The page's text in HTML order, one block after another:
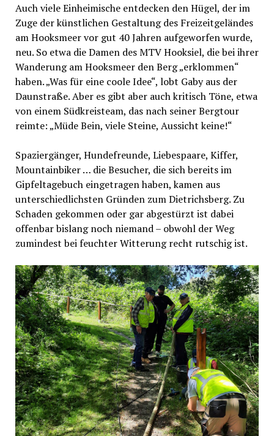
Auch viele Einheimische entdecken den Hügel, der im
Zuge der künstlichen Gestaltung des Freizeitgeländes
am Hooksmeer vor gut 40 Jahren aufgeworfen wurde,
neu. So etwa die Damen des MTV Hooksiel, die bei ihrer
Wanderung am Hooksmeer den Berg „erklommen“
haben. „Was für eine coole Idee“, lobt Gaby aus der
Daunstraße. Aber es gibt aber auch kritisch Töne, etwa
von einem Südkreisteam, das nach seiner Bergtour
reimte: „Müde Bein, viele Steine, Aussicht keine!“
Spaziergänger, Hundefreunde, Liebespaare, Kiffer,
Mountainbiker … die Besucher, die sich bereits im
Gipfeltagebuch eingetragen haben, kamen aus
unterschiedlichsten Gründen zum Dietrichsberg. Zu
Schaden gekommen oder gar abgestürzt ist dabei
offenbar bislang noch niemand – obwohl der Weg
zumindest bei feuchter Witterung recht rutschig ist.